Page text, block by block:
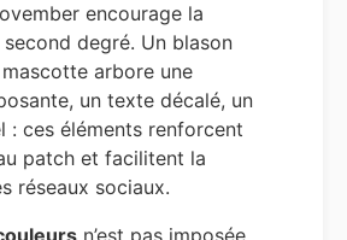
encourage la
degré. Un blason
arbore une
un texte décalé, un
: ces éléments renforcent
patch et facilitent la
réseaux sociaux.